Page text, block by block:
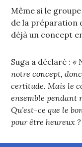
Même si le groupe
de la préparation
déjà un concept
Suga a déclaré :«
notre concept,
certitude. Mais le
ensemble pendant
Qu’est-ce que le
pour être heureux